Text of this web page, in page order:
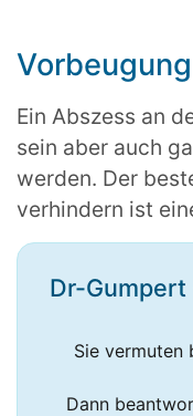
Vorbeugung
Ein Abszess an
sein aber auch
werden. Der
verhindern ist
Dr-
Sie vermuten
Dann